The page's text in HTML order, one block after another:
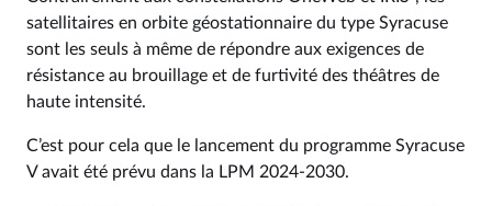
satellitaires en orbite géostationnaire du type Syracuse
sont les seuls à même de répondre aux exigences de
résistance au brouillage et de furtivité des théâtres de
haute intensité.
C’est pour cela que le lancement du programme Syracuse
V avait été prévu dans la LPM 2024-2030.